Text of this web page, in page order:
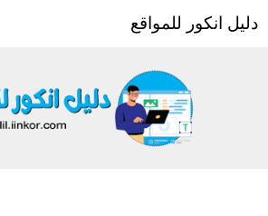
موقع انكور
انكور للمواقع